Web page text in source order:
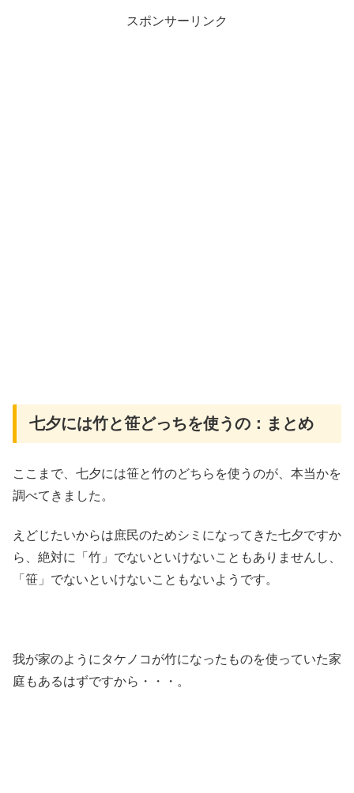
スポンサーリンク
七夕には竹と笹どっちを使うの：まとめ
ここまで、七夕には笹と竹のどちらを使うのが、本当かを
調べてきました。
えどじたいからは庶民のためシミになってきた七夕ですか
ら、絶対に「竹」でないといけないこともありませんし、
「笹」でないといけないこともないようです。
我が家のようにタケノコが竹になったものを使っていた家
庭もあるはずですから・・・。